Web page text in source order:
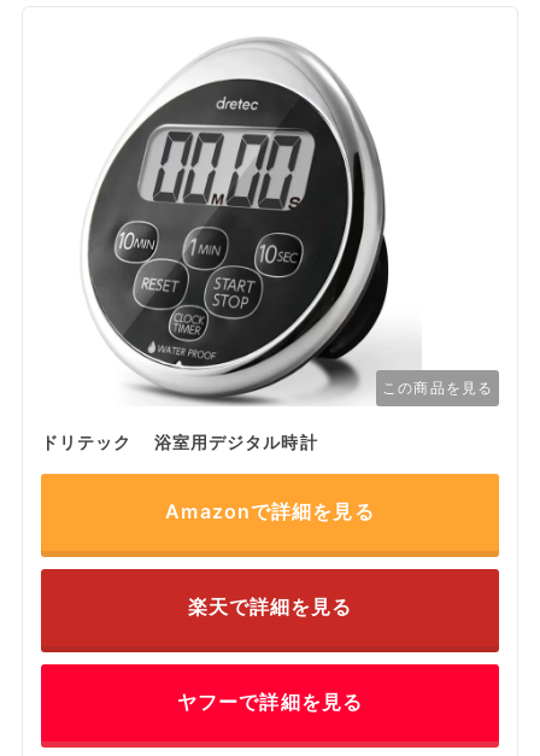
この商品を見る
ドリテック 浴室用デジタル時計
Amazonで詳細を見る
楽天で詳細を見る
ヤフーで詳細を見る